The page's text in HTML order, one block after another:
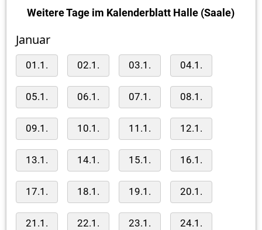
Weitere Tage im Kalenderblatt Halle (Saale)
Januar
01.1. 02.1. 03.1. 04.1.
05.1. 06.1. 07.1. 08.1.
09.1. 10.1. 11.1. 12.1.
13.1. 14.1. 15.1. 16.1.
17.1. 18.1. 19.1. 20.1.
21.1. 22.1. 23.1. 24.1.